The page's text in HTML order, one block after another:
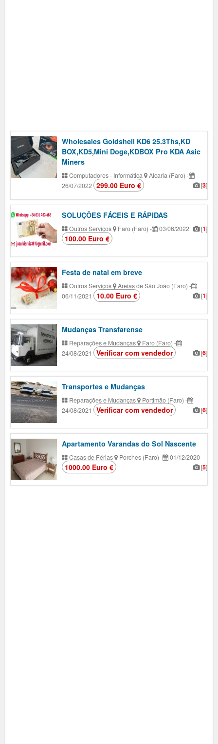
Wholesales Goldshell KD6 25.3Ths,KD
BOX,KD5,Mini Doge,KDBOX Pro KDA Asic
Miners
Computadores - Informática Alcaria (Faro) -
26/07/2022
[3]
299.00 Euro €
SOLUÇÕES FÁCEIS E RÁPIDAS
Outros Serviços Faro (Faro) - 03/06/2022 [1]
100.00 Euro €
Festa de natal em breve
Outros Serviços Areias de São João (Faro) -
06/11/2021
[1]
10.00 Euro €
Mudanças Transfarense
Reparações e Mudanças Faro (Faro) -
24/08/2021
[6]
Verificar com vendedor
Transportes e Mudanças
Reparações e Mudanças Portimão (Faro) -
24/08/2021
[6]
Verificar com vendedor
Apartamento Varandas do Sol Nascente
Casas de Férias Porches (Faro) -
01/12/2020
[5]
1000.00 Euro €